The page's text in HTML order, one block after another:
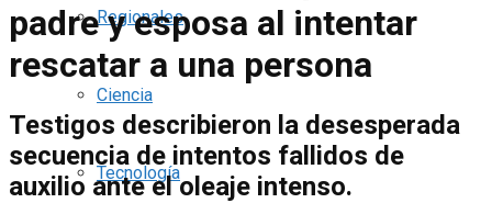
Regionales
Ciencia
Tecnología
padre y esposa al intentar
rescatar a una persona
Testigos describieron la desesperada
secuencia de intentos fallidos de
auxilio ante el oleaje intenso.